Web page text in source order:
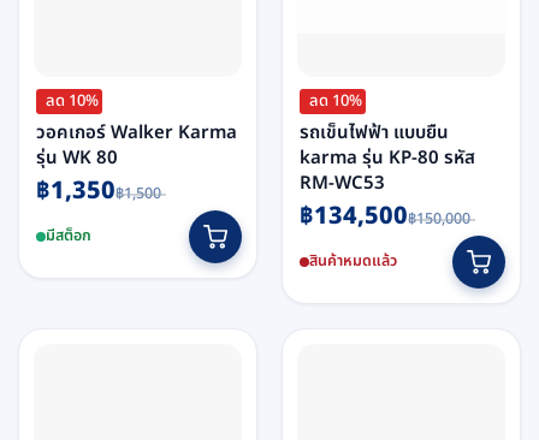
ลด 10%
วอคเกอร์ Walker Karma
รุ่น WK 80
฿1,500
Original
price
฿1,500.
฿1,350
Current
price
฿1,350.
มีสต็อก
product
has
variants.
ลด 10%
รถเข็นไฟฟ้า แบบยืน
karma รุ่น KP-80 รหัส
RM-WC53
฿150,000
Original
price
฿150,000.
฿134,500
Current
price
฿134,500.
สินค้าหมดแล้ว
product
has
multiple